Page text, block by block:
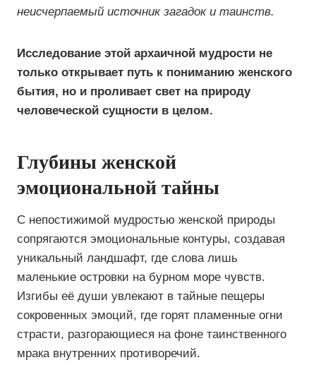
неисчерпаемый источник загадок и таинств.
Исследование этой архаичной мудрости не
только открывает путь к пониманию женского
бытия, но и проливает свет на природу
человеческой сущности в целом.
Глубины женской
эмоциональной тайны
С непостижимой мудростью женской природы
сопрягаются эмоциональные контуры, создавая
уникальный ландшафт, где слова лишь
маленькие островки на бурном море чувств.
Изгибы её души увлекают в тайные пещеры
сокровенных эмоций, где горят пламенные огни
страсти, разгорающиеся на фоне таинственного
мрака внутренних противоречий.